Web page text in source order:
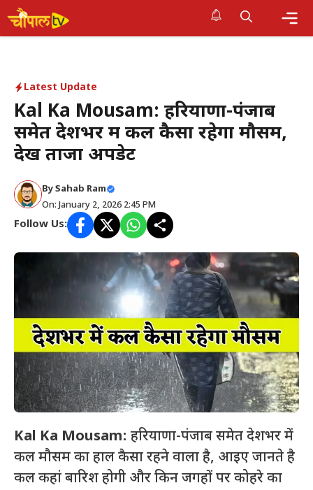
Skip
to
Latest Update
Kal Ka Mousam: हरियाणा-पंजाब
समेत देशभर में कल कैसा रहेगा मौसम,
देखें ताजा अपडेट
By Sahab Ram
On: January 2, 2026 2:45 PM
Follow Us:
Kal Ka Mousam: हरियाणा-पंजाब समेत देशभर में
कल मौसम का हाल कैसा रहने वाला है, आइए जानते है
कल कहां बारिश होगी और किन जगहों पर कोहरे का